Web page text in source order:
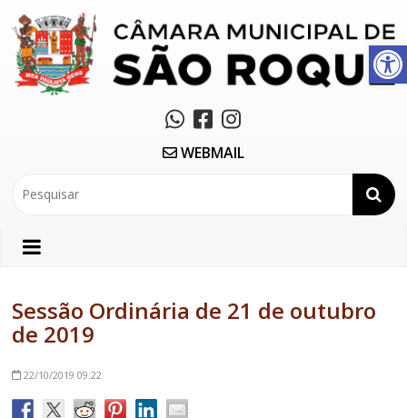
Abrir a barra de ferramentas
WEBMAIL
Sessão Ordinária de 21 de outubro
de 2019
22/10/2019 09:22